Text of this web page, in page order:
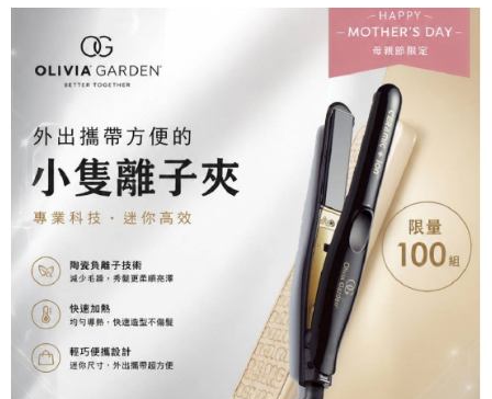
流程，驗證手機門號後，選擇欲分期的期數、繳款截止日，確認付款後即完
3.實際核准額度、可分期數及費用金額請依後續交易確認頁面所載為準。
4.訂單成立30分鐘內，如未前往確認交易或遇審核未通過，訂單將自動取
消。如遇「轉專審核」未通過狀況，表示未達大哥付你分期系統評分，恕無
【繳款方式說明】
1.分期款項不併入電信帳單，「大哥付你分期」於每月結算日後寄送繳費提
醒簡訊。
2.透過簡訊連結打開帳單後，可選擇「超商條碼／台灣大直營門市／銀行轉
帳／街口支付／iPASS MONEY」等通路繳費。
【注意事項】
1.本服務係由「台灣大哥大股份有限公司」（以下簡稱本公司）所提供，讓
用戶於交易時，得透過本服務購買商品或服務，並由商店將買賣／分期付款
買賣價金債權讓與本公司後，依約使用本公司帳單繳交帳款。
2.基於同意付款使用「大哥付你分期」之契約關係目的，商店將以您的個人
資料（包含姓名、電話或地址）提供予台灣大哥大進項蒐集、處理及利用，
由本公司與您本人進行分期帳單所需資料之確認、核對及更正。
3.完整用戶服務條款，請詳閱以下連結：https://oppay.tw/userRule
AFTEE先享後付是「在收到商品之後才付款」的支付方式。 讓您購物簡單
便利好安心！
１．簡單：不需註冊會員、不需綁卡、不需儲值。
３．安心：先確認商品／服務後，再付款。
【「AFTEE先享後付」結帳流程】
１．於結帳方式選擇「AFTEE先享後付」後，將跳轉至「AFTEE先享後付」
結帳頁面，進行簡訊認證並確認金額後，即可完成結帳。
２．訂單成立數日內，您將收到繳費通知簡訊。
３．收到繳費通知簡訊後14天內，點擊此簡訊中的連結，可透過四大超商／
ATM／網路銀行／等多元方式進行付款，方視為交易完成。
※ 請注意：結帳手續完成當下不需立刻繳費，但若您需要取消訂單，請聯絡
購買商品的店家。未經商家同意取消之訂單仍視為有效，需透過AFTEE先享
後付繳納相關費用。
※ 交易是否成功請以「AFTEE先享後付 」之結帳頁面顯示為準，若有關於
是否繳費成功／繳費後需取消欲退款等相關疑問，請聯繫「AFTEE先享後付
https://netprotections.freshdesk.com/support/home
付款後全家取貨
每筆NT$70，滿NT$899(含以上)免運費
付款後7-11取貨
每筆NT$70，滿NT$899(含以上)免運費
宅配
每筆NT$100，滿NT$1,000(含以上)免運費
京站台北店客服中心(1F星巴克旁) 即日起不提供京站紙袋，取件時
請自備購物袋，若需購買紙袋可現場詢問